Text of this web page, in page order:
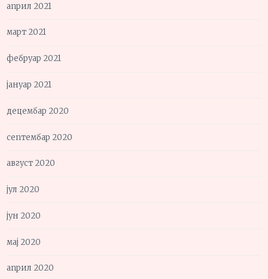
април 2021
март 2021
фебруар 2021
јануар 2021
децембар 2020
септембар 2020
август 2020
јул 2020
јун 2020
мај 2020
април 2020